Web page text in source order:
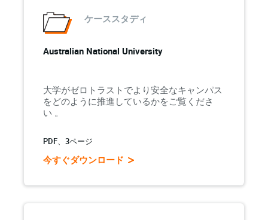
ケーススタディ
Australian National University
大学がゼロトラストでより安全なキャンパス
をどのように推進しているかをご覧くださ
い 。
PDF、3ページ
今すぐダウンロード